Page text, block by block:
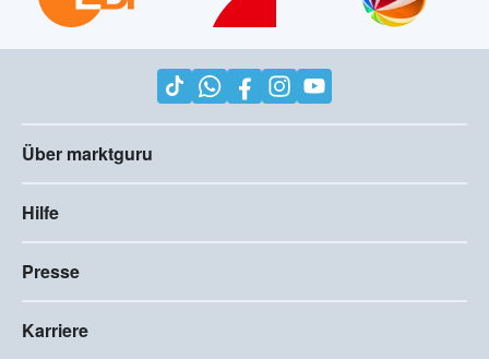
Über marktguru
Hilfe
Presse
Karriere